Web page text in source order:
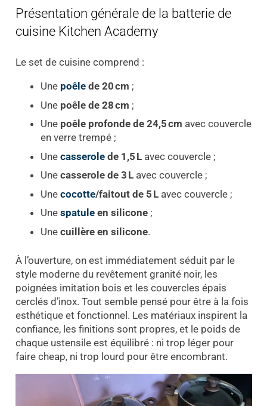
Présentation générale de la batterie de
cuisine Kitchen Academy
Le set de cuisine comprend :
Une poêle de 20 cm ;
Une poêle de 28 cm ;
Une poêle profonde de 24,5 cm avec couvercle
en verre trempé ;
Une casserole de 1,5 L avec couvercle ;
Une casserole de 3 L avec couvercle ;
Une cocotte/faitout de 5 L avec couvercle ;
Une spatule en silicone ;
Une cuillère en silicone.
À l’ouverture, on est immédiatement séduit par le
style moderne du revêtement granité noir, les
poignées imitation bois et les couvercles épais
cerclés d’inox. Tout semble pensé pour être à la fois
esthétique et fonctionnel. Les matériaux inspirent la
confiance, les finitions sont propres, et le poids de
chaque ustensile est équilibré : ni trop léger pour
faire cheap, ni trop lourd pour être encombrant.